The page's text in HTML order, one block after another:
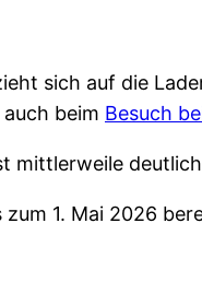
sich auf die
beim Besuch
mittlerweile
zum 1. Mai 2026